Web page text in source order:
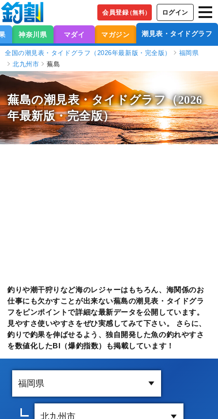
会員登録（無料） ログイン
神奈川県 マダイ マガジン 潮見表・タイドグラフ
全国の潮見表・タイドグラフ（2026年最新版・完全版）
福岡県
北九州市
蕪島
蕪島の潮見表・タイドグラフ（2026
年最新版・完全版）
釣りや潮干狩りなど海のレジャーはもちろん、海関係のお
仕事にも欠かすことが出来ない蕪島の潮見表・タイドグラ
フをピンポイントで詳細な最新データを公開しています。
見やすさ使いやすさをぜひ実感してみて下さい。 さらに、
釣りで釣果を伸ばせるよう、独自開発した魚の釣れやすさ
を数値化したBI（爆釣指数）も掲載しています！